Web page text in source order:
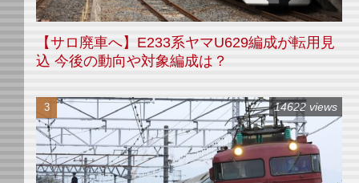
【サロ廃車へ】E233系ヤマU629編成が転用見
込 今後の動向や対象編成は？
14622 views